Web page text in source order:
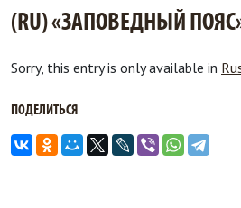
(RU) «ЗАПОВЕДНЫЙ
Sorry, this entry is only available in
ПОДЕЛИТЬСЯ